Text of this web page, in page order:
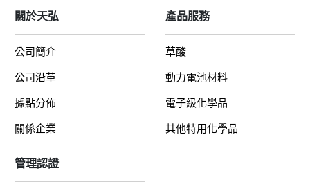
關於天弘
公司簡介
公司沿革
據點分佈
關係企業
產品服務
草酸
動力電池材料
電子級化學品
其他特用化學品
管理認證